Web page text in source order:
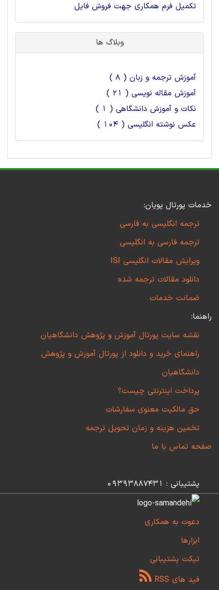
تکمیل فرم همکاری جهت فروش فایل
وبلاگ ها
آموزش ترجمه و زبان ( 8 )
آموزش مقاله نویسی ( 21 )
نکات و آموزش دانشگاهی ( 1 )
عکس نوشته انگلیسی ( 104 )
خدمات پورتال پویان:
ترجمه انگلیسی به فارسی
ترجمه فارسی به انگلیسی
ویرایش مقالات انگلیسی ISI
دانلود مقالات ترجمه شده
ضمانت خدمات
راهنما:
نقشه سایت پورتال آموزش و پژوهش دانشگاهیان
راهنمای خرید و دانلود از پورتال آموزش و پژوهش
دانشگاهیان
پرداخت اینترنتی چیست؟
حق مالکیت معنوی سفارشات
تخمین هزینه و زمان تحویل ترجمه
صفحه تماس با ما
پشتیبانی : 09393887431
دعوت به همکاری
ابزارها
تیکت پشتیبانی
فید های RSS